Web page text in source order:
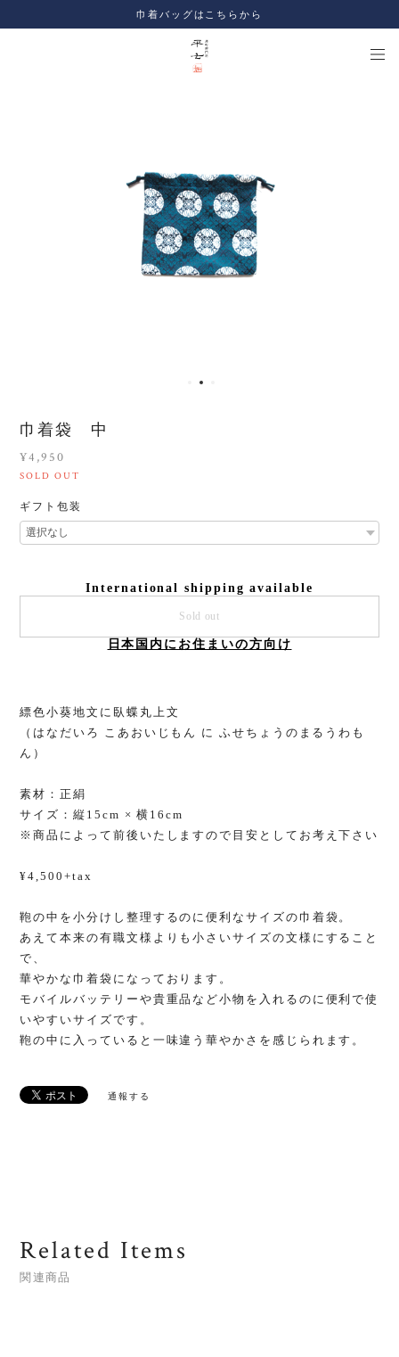
巾着バッグはこちらから
巾着袋 中
¥4,950
SOLD OUT
ギフト包装
International shipping available
Sold out
日本国内にお住まいの方向け
縹色小葵地文に臥蝶丸上文
（はなだいろ こあおいじもん に ふせちょうのまるうわも
ん）
素材：正絹
サイズ：縦15cm × 横16cm
※商品によって前後いたしますので目安としてお考え下さい
¥4,500+tax
鞄の中を小分けし整理するのに便利なサイズの巾着袋。
あえて本来の有職文様よりも小さいサイズの文様にすること
で、
華やかな巾着袋になっております。
モバイルバッテリーや貴重品など小物を入れるのに便利で使
いやすいサイズです。
鞄の中に入っていると一味違う華やかさを感じられます。
通報する
Related Items
関連商品